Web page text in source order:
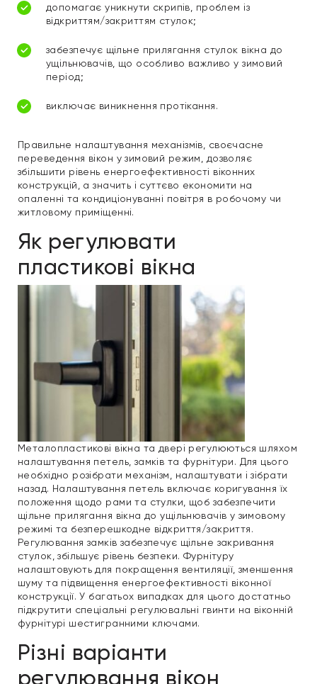
допомагає уникнути скрипів, проблем із
відкриттям/закриттям стулок;
забезпечує щільне прилягання стулок вікна до
ущільнювачів, що особливо важливо у зимовий
період;
виключає виникнення протікання.
Правильне налаштування механізмів, своєчасне
переведення вікон у зимовий режим, дозволяє
збільшити рівень енергоефективності віконних
конструкцій, а значить і суттєво економити на
опаленні та кондиціонуванні повітря в робочому чи
житловому приміщенні.
Як регулювати
пластикові вікна
Металопластикові вікна та двері регулюються шляхом
налаштування петель, замків та фурнітури. Для цього
необхідно розібрати механізм, налаштувати і зібрати
назад. Налаштування петель включає коригування їх
положення щодо рами та стулки, щоб забезпечити
щільне прилягання вікна до ущільнювачів у зимовому
режимі та безперешкодне відкриття/закриття.
Регулювання замків забезпечує щільне закривання
стулок, збільшує рівень безпеки. Фурнітуру
налаштовують для покращення вентиляції, зменшення
шуму та підвищення енергоефективності віконної
конструкції. У багатьох випадках для цього достатньо
підкрутити спеціальні регулювальні гвинти на віконній
фурнітурі шестигранними ключами.
Різні варіанти
регулювання вікон